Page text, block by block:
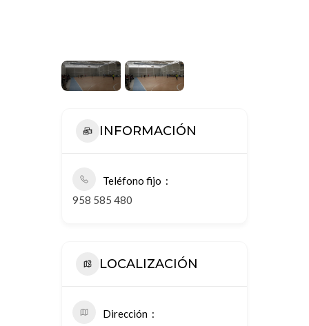
INFORMACIÓN
Teléfono fijo
958 585 480
LOCALIZACIÓN
Dirección